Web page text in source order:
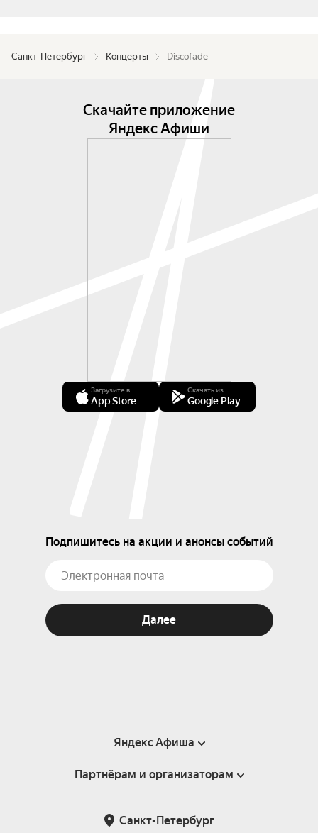
Санкт-Петербург Концерты Discofade
Скачайте приложение
Яндекс Афиши
Загрузите в
App Store
Скачать из
Google Play
Подпишитесь на акции и анонсы событий
Далее
Яндекс Афиша
Справка
Подарочные сертификаты
Партнёрам и организаторам
Санкт-Петербург